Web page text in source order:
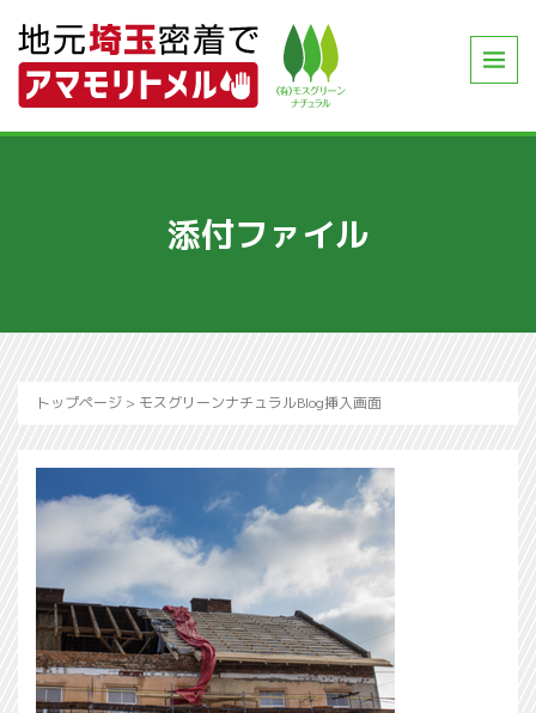
添付ファイル
トップページ > モスグリーンナチュラルBlog挿入画面